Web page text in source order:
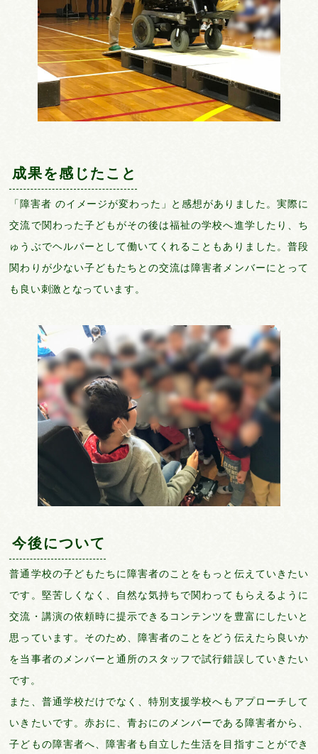
成果を感じたこと
「障害者 のイメージが変わった」と感想がありました。実際に
交流で関わった子どもがその後は福祉の学校へ進学したり、ち
ゅうぶでヘルパーとして働いてくれることもありました。普段
関わりが少ない子どもたちとの交流は障害者メンバーにとって
も良い刺激となっています。
今後について
普通学校の子どもたちに障害者のことをもっと伝えていきたい
です。堅苦しくなく、自然な気持ちで関わってもらえるように
交流・講演の依頼時に提示できるコンテンツを豊富にしたいと
思っています。そのため、障害者のことをどう伝えたら良いか
を当事者のメンバーと通所のスタッフで試行錯誤していきたい
です。
また、普通学校だけでなく、特別支援学校へもアプローチして
いきたいです。赤おに、青おにのメンバーである障害者から、
子どもの障害者へ、障害者も自立した生活を目指すことができ